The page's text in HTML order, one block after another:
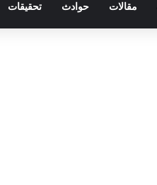
مقالات حوادث تحقيقات